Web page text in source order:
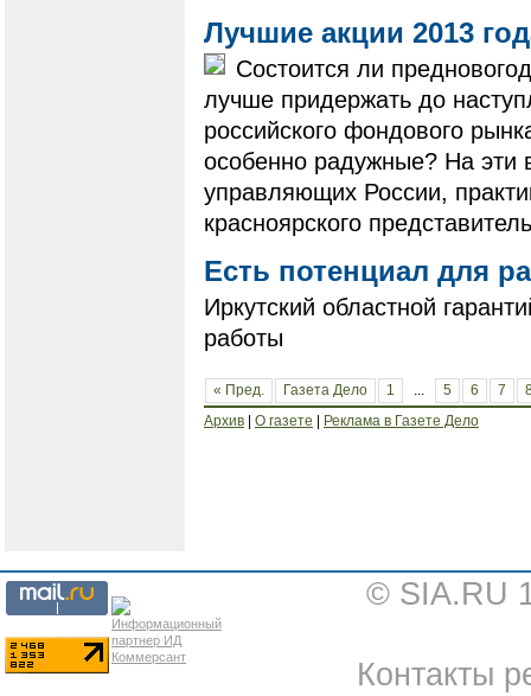
Лучшие акции 2013
Состоится ли
лучше придержать до
российского фондового
особенно радужные? На эти
управляющих России,
красноярского
Есть потенциал для
Иркутский областной
работы
« Пред. Газета Дело 1 ... 5 6 7
Архив
О газете Реклама в Газете Дело
© SIA.RU
Контакты